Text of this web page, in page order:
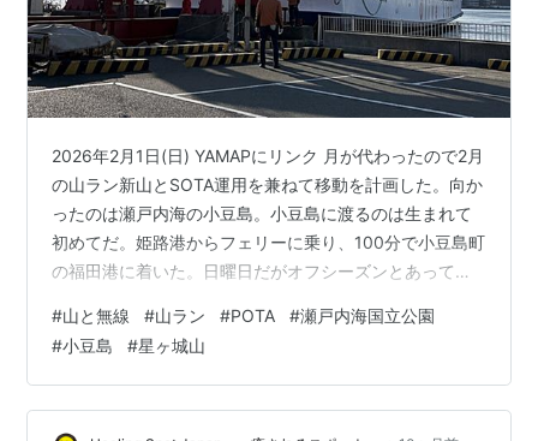
2026年2月1日(日) YAMAPにリンク 月が代わったので2月
の山ラン新山とSOTA運用を兼ねて移動を計画した。向か
ったのは瀬戸内海の小豆島。小豆島に渡るのは生まれて
初めてだ。姫路港からフェリーに乗り、100分で小豆島町
の福田港に着いた。日曜日だがオフシーズンとあってか
に乗る車は5台ほどだった 小豆島の一座目は星ヶ城山
(816m)。標高740m辺りに星ヶ城園地の駐車場がありこ
こに車をおいた。山頂までは10分くらいで到着した。遊
歩道周辺の樹木を伐採中で、今日は日曜日のためか作業
#山と無線 #山ラン #POTA #瀬戸内海国立公園
#小豆島 #星ヶ城山